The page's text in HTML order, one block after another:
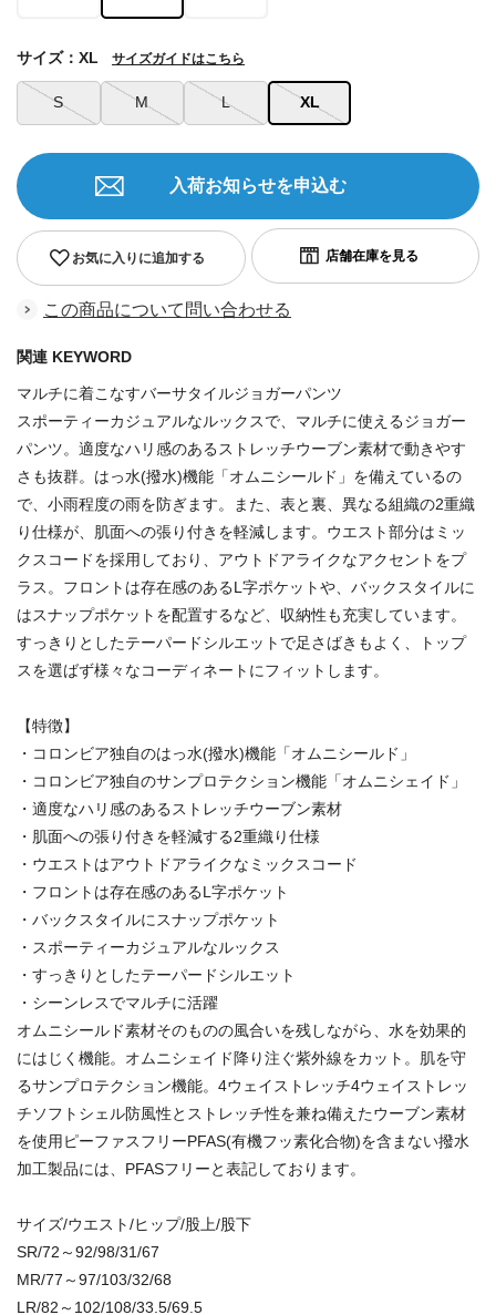
S M L XL
サイズ：XL サイズガイドはこちら
お気に入りに追加する
入荷お知らせを申込む
この商品について問い合わせる
関連 KEYWORD
マルチに着こなすバーサタイルジョガーパンツ
スポーティーカジュアルなルックスで、マルチに使えるジョガー
パンツ。適度なハリ感のあるストレッチウーブン素材で動きやす
さも抜群。はっ水(撥水)機能「オムニシールド」を備えているの
で、小雨程度の雨を防ぎます。また、表と裏、異なる組織の2重織
り仕様が、肌面への張り付きを軽減します。ウエスト部分はミッ
クスコードを採用しており、アウトドアライクなアクセントをプ
ラス。フロントは存在感のあるL字ポケットや、バックスタイルに
はスナップポケットを配置するなど、収納性も充実しています。
すっきりとしたテーパードシルエットで足さばきもよく、トップ
スを選ばず様々なコーディネートにフィットします。
【特徴】
・コロンビア独自のはっ水(撥水)機能「オムニシールド」
・コロンビア独自のサンプロテクション機能「オムニシェイド」
・適度なハリ感のあるストレッチウーブン素材
・肌面への張り付きを軽減する2重織り仕様
・ウエストはアウトドアライクなミックスコード
・フロントは存在感のあるL字ポケット
・バックスタイルにスナップポケット
・スポーティーカジュアルなルックス
・すっきりとしたテーパードシルエット
・シーンレスでマルチに活躍
オムニシールド素材そのものの風合いを残しながら、水を効果的
にはじく機能。オムニシェイド降り注ぐ紫外線をカット。肌を守
るサンプロテクション機能。4ウェイストレッチ4ウェイストレッ
チソフトシェル防風性とストレッチ性を兼ね備えたウーブン素材
を使用ピーファスフリーPFAS(有機フッ素化合物)を含まない撥水
加工製品には、PFASフリーと表記しております。
サイズ/ウエスト/ヒップ/股上/股下
SR/72～92/98/31/67
MR/77～97/103/32/68
LR/82～102/108/33.5/69.5